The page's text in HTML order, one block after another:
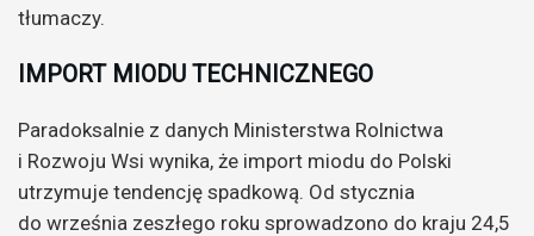
tłumaczy.
IMPORT MIODU TECHNICZNEGO
Paradoksalnie z danych Ministerstwa Rolnictwa
i Rozwoju Wsi wynika, że import miodu do Polski
utrzymuje tendencję spadkową. Od stycznia
do września zeszłego roku sprowadzono do kraju 24,5